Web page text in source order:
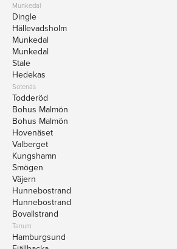
Munkedal
Dingle
Hällevadsholm
Munkedal
Munkedal
Stale
Hedekas
Sotenäs
Todderöd
Bohus Malmön
Bohus Malmön
Hovenäset
Valberget
Kungshamn
Smögen
Väjern
Hunnebostrand
Hunnebostrand
Bovallstrand
Tanum
Hamburgsund